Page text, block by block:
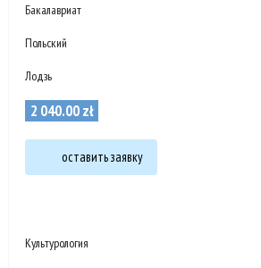
Бакалавриат
Польский
Лодзь
2 040.00zł
оставить заявку
Культурология